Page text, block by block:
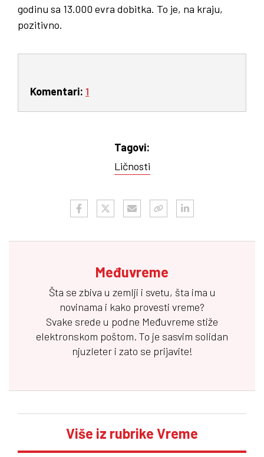
godinu sa 13.000 evra dobitka. To je, na kraju,
pozitivno.
Komentari: 1
Tagovi:
Ličnosti
Međuvreme
Šta se zbiva u zemlji i svetu, šta ima u
novinama i kako provesti vreme?
Svake srede u podne Međuvreme stiže
elektronskom poštom. To je sasvim solidan
njuzleter i zato se prijavite!
Više iz rubrike Vreme